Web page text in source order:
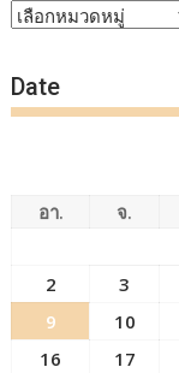
หัวข้อ
Date
อา. จ.
2
3
9
10
16
17